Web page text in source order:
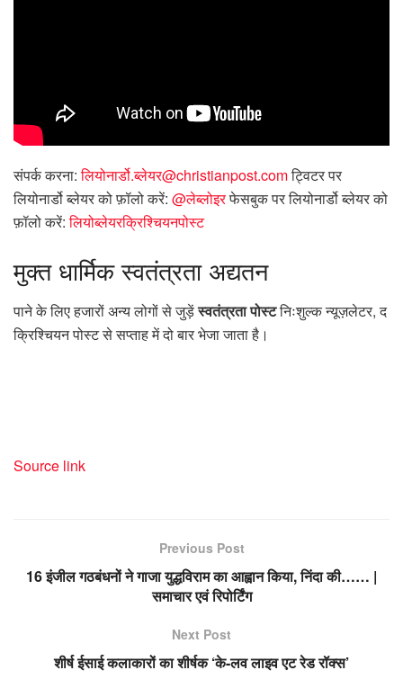
संपर्क करना:लियोनार्डो.ब्लेयर@christianpost.comट्विटर पर
लियोनार्डो ब्लेयर को फ़ॉलो करें: @लेब्लोइरफेसबुक पर लियोनार्डो ब्लेयर को
फ़ॉलो करें:लियोब्लेयरक्रिश्चियनपोस्ट
मुक्तधार्मिक स्वतंत्रता अद्यतन
पाने के लिए हजारों अन्य लोगों से जुड़ेंस्वतंत्रता पोस्टनिःशुल्क न्यूज़लेटर, द
क्रिश्चियन पोस्ट से सप्ताह में दो बार भेजा जाता है।
Source link
Previous Post
16 इंजील गठबंधनों ने गाजा युद्धविराम का आह्वान किया, निंदा की…… |
समाचार एवं रिपोर्टिंग
Next Post
शीर्ष ईसाई कलाकारों का शीर्षक ‘के-लव लाइव एट रेड रॉक्स’